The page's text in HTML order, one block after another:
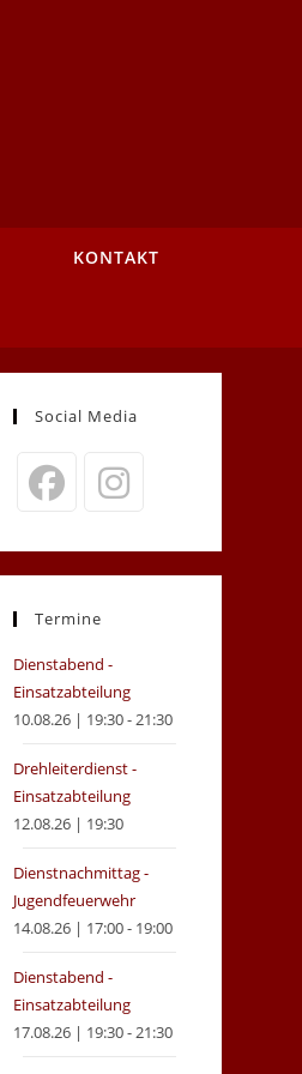
KONTAKT
Social Media
in
new
in
new
Termine
Dienstabend -
Einsatzabteilung
10.08.26 | 19:30 - 21:30
Drehleiterdienst -
Einsatzabteilung
12.08.26 | 19:30
Dienstnachmittag -
Jugendfeuerwehr
14.08.26 | 17:00 - 19:00
Dienstabend -
Einsatzabteilung
17.08.26 | 19:30 - 21:30